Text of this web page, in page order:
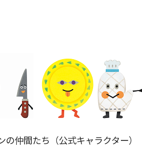
の仲間たち（公式キャラクター）